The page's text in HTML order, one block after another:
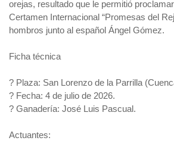
orejas, resultado que le permitió
Certamen Internacional “Promesas del
hombros junto al español Ángel Gómez.
Ficha técnica
? Plaza: San Lorenzo de la Parrilla
? Fecha: 4 de julio de 2026.
? Ganadería: José Luis Pascual.
Actuantes: